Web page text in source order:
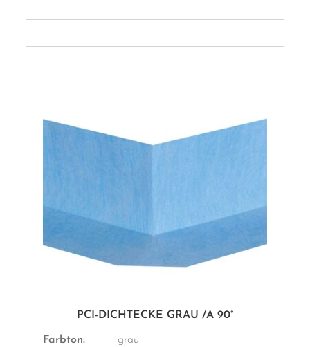
PCI-DICHTECKE GRAU /A 90°
Farbton: grau